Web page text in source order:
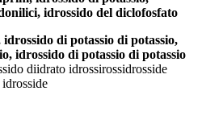
idrossido del diclofosfato
di potassio di potassio,
idrossido di potassio di potassio
diidrato idrossirossidrosside